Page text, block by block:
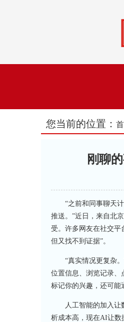
您当前的位置：
刚聊
“之前和同事聊天
推送。”近日，来自北
受。许多网友在社交平
但又找不到证据”。
“真实情况更复杂
位置信息、浏览记录、
标记你的兴趣，还可能
人工智能的加入
析成本高，现在AI让数